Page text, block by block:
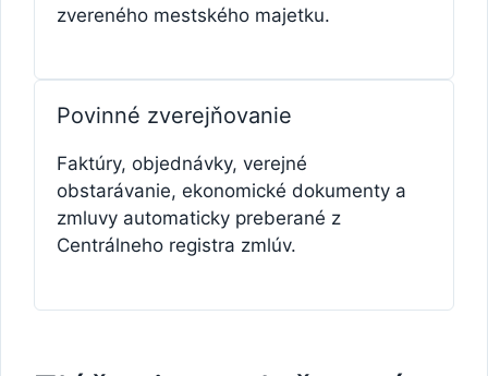
zvereného mestského majetku.
Povinné zverejňovanie
Faktúry, objednávky, verejné
obstarávanie, ekonomické dokumenty a
zmluvy automaticky preberané z
Centrálneho registra zmlúv.